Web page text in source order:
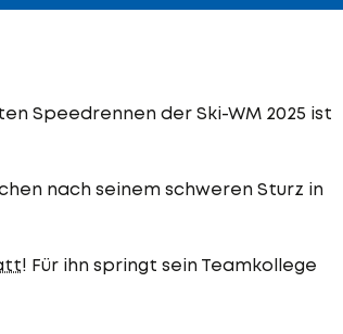
Speedrennen der Ski-WM 2025 ist
nach seinem schweren Sturz in
! Für ihn springt sein Teamkollege